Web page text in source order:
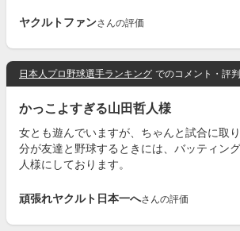
ヤクルトファンさんの評価
日本人プロ野球選手ランキング でのコメント・評判
かっこよすぎる山田哲人様
女とも遊んでいますが、ちゃんと試合に取
分が友達と野球するときには、バッティン
人様にしております。
頑張れヤクルト日本一へさんの評価